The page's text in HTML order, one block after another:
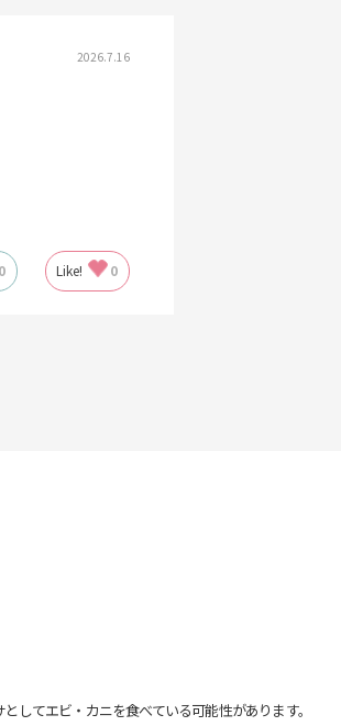
2026.7.16
0 Like! 0
てエビ・カニを食べている可能性があります。